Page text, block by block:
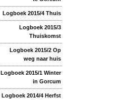
Logboek 2015/4 Thuis
Logboek 2015/3
Thuiskomst
Logboek 2015/2 Op
weg naar huis
Logboek 2015/1 Winter
in Gorcum
Logboek 2014/4 Herfst